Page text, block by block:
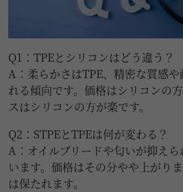
Q1：TPEとシリコンはどう違う？
A：柔らかさはTPE、精密な質感
れる傾向です。価格はシリコンの
スはシリコンの方が楽です。
Q2：STPEとTPEは何が変わる？
A：オイルブリードや匂いが抑え
います。価格はその分やや上がり
は保たれます。